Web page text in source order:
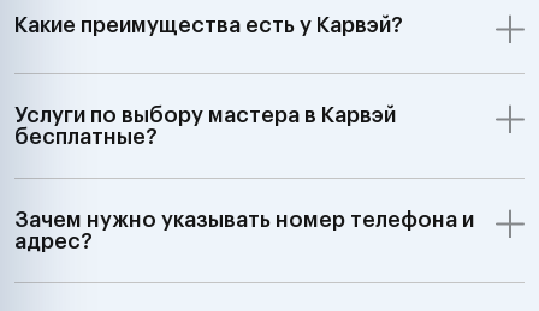
Какие преимущества есть у Карвэй?
Услуги по выбору мастера в Карвэй
бесплатные?
Зачем нужно указывать номер телефона и
адрес?